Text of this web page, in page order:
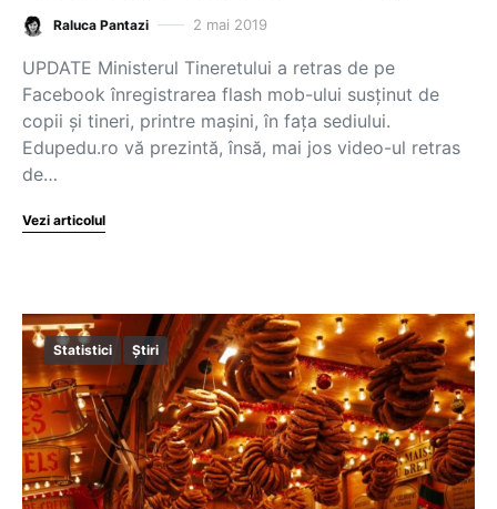
Raluca Pantazi 2 mai 2019
UPDATE Ministerul Tineretului a retras de pe
Facebook înregistrarea flash mob-ului susținut de
copii și tineri, printre mașini, în fața sediului.
Edupedu.ro vă prezintă, însă, mai jos video-ul retras
de…
Vezi articolul
Statistici Știri